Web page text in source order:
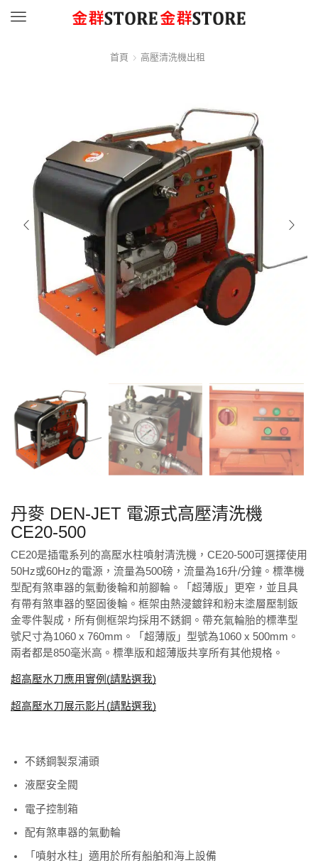
Menu
首頁 高壓清洗機出租
丹麥 DEN-JET 電源式高壓清洗機
CE20-500
CE20是插電系列的高壓水柱噴射清洗機，CE20-500可選擇使用
50Hz或60Hz的電源，流量為500磅，流量為16升/分鐘。標準機
型配有煞車器的氣動後輪和前腳輪。「超薄版」更窄，並且具
有帶有煞車器的堅固後輪。框架由熱浸鍍鋅和粉末塗層壓制鈑
金零件​​製成，所有側框架均採用不銹鋼。帶充氣輪胎的標準型
號尺寸為1060 x 760mm。「超薄版」型號為1060 x 500mm。
兩者都是850毫米高。標準版和超薄版共享所有其他規格。
超高壓水刀應用實例 (請點選我)
超高壓水刀展示影片 (請點選我)
不銹鋼製泵浦頭
液壓安全閥
電子控制箱
配有煞車器的氣動輪
「噴射水柱」適用於所有船舶和海上設備